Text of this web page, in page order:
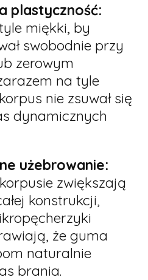
plastyczność:
miękki, by
swobodnie przy
zerowym
na tyle
nie zsuwał się
dynamicznych
użebrowanie:
zwiększają
konstrukcji,
że guma
naturalnie
brania.